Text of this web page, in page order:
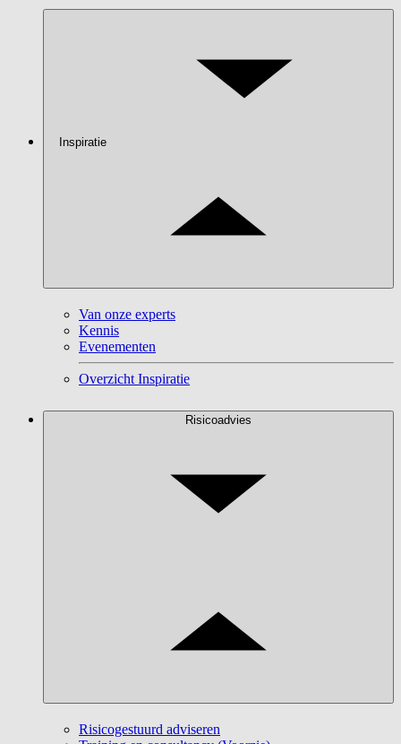
Inspiratie
Van onze experts
Kennis
Evenementen
Overzicht Inspiratie
Risicoadvies
Risicogestuurd adviseren